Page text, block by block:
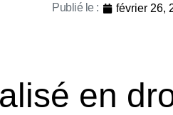
Publié le : février 26,
en